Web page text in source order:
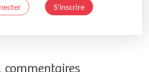
S'inscrire
commentaires